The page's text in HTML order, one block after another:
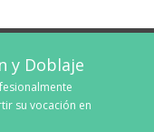
y Doblaje
su vocación en